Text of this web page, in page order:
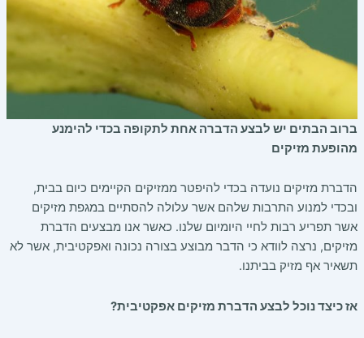
ברוב הבתים יש לבצע הדברה אחת לתקופה בכדי להימנע
מהופעת מזיקים
הדברת מזיקים נועדה בכדי להיפטר ממזיקים הקיימים כיום בבית,
ובכדי למנוע התרבות שלהם אשר עלולה להסתיים במגפת מזיקים
אשר תפריע רבות לחיי היומיום שלנו. כאשר אנו מבצעים הדברת
מזיקים, נרצה לוודא כי הדבר מבוצע בצורה נכונה ואפקטיבית, אשר לא
תשאיר אף מזיק בביתנו.
אז כיצד נוכל לבצע הדברת מזיקים אפקטיבית?